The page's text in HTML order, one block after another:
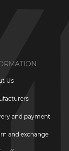
Us
and payment
and exchange